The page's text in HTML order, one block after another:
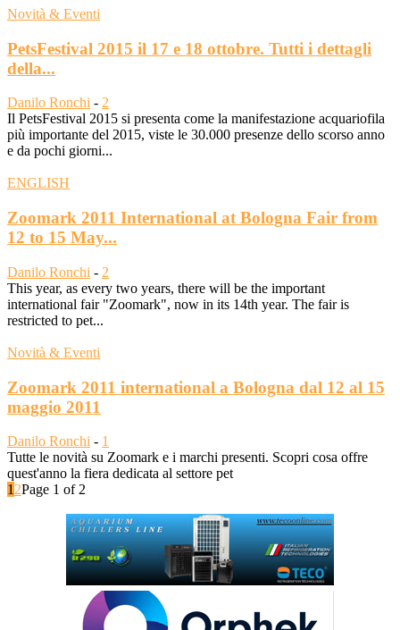
Novità & Eventi
PetsFestival 2015 il 17 e 18 ottobre. Tutti i dettagli
della...
Danilo Ronchi - 2
Il PetsFestival 2015 si presenta come la manifestazione acquariofila
più importante del 2015, viste le 30.000 presenze dello scorso anno
e da pochi giorni...
ENGLISH
Zoomark 2011 International at Bologna Fair from
12 to 15 May...
Danilo Ronchi - 2
This year, as every two years, there will be the important
international fair "Zoomark", now in its 14th year. The fair is
restricted to pet...
Novità & Eventi
Zoomark 2011 international a Bologna dal 12 al 15
maggio 2011
Danilo Ronchi - 1
Tutte le novità su Zoomark e i marchi presenti. Scopri cosa offre
quest'anno la fiera dedicata al settore pet
1 2Page 1 of 2